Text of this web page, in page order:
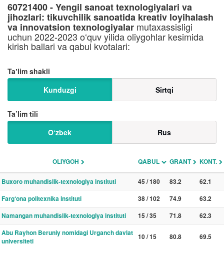
60721400 - Yengil sanoat texnologiyalari va
jihozlari: tikuvchilik sanoatida kreativ loyihalash
va innovatsion texnologiyalar mutaxassisligi
uchun 2022-2023 o‘quv yilida oliygohlar kesimida
kirish ballari va qabul kvotalari:
Taʼlim shakli
Kunduzgi
Sirtqi
Ta’lim tili
O‘zbek
Rus
OLIYGOH QABUL GRANT KONT.
Buxoro muhandislik-texnologiya instituti 45 / 180 83.2
62.1
Farg‘ona politexnika instituti
38 / 102 74.9
63.2
Namangan muhandislik-texnologiya instituti
15 / 35 71.8
62.3
Abu Rayhon Beruniy nomidagi Urganch davlat
universiteti
10 / 15 80.8 69.5